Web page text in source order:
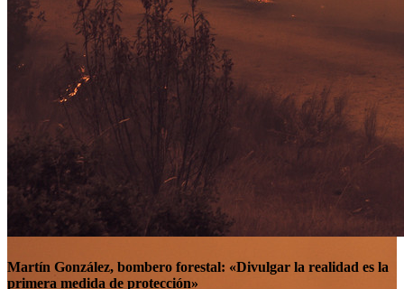
Martín González, bombero forestal: «Divulgar la realidad es la
primera medida de protección»